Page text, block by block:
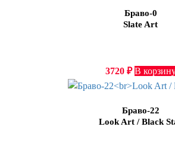
Браво-0
Slate Art
3720 ₽ В
Браво-22
Look Art / Black